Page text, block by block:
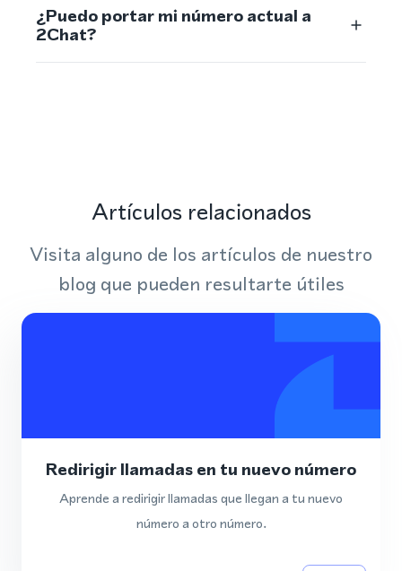
¿Puedo portar mi número actual a
2Chat?
Artículos relacionados
Visita alguno de los artículos de nuestro
blog que pueden resultarte útiles
Redirigir llamadas en tu nuevo número
Aprende a redirigir llamadas que llegan a tu nuevo
número a otro número.